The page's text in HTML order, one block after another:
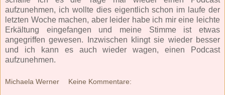
aufzunehmen, ich wollte dies eigentlich schon im laufe der
letzten Woche machen, aber leider habe ich mir eine leichte
Erkältung eingefangen und meine Stimme ist etwas
angegriffen gewesen. Inzwischen klingt sie wieder besser
und ich kann es auch wieder wagen, einen Podcast
aufzunehmen.
Michaela Werner Keine Kommentare: